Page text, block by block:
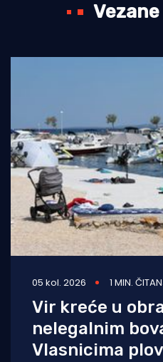
05 kol. 2026 1 MIN.
Vir kreće u
nelegalnim
Vlasnicima